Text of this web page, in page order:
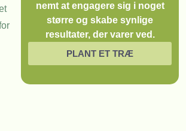
nemt at engagere sig i noget
større og skabe synlige
resultater, der varer ved.
PLANT ET TRÆ